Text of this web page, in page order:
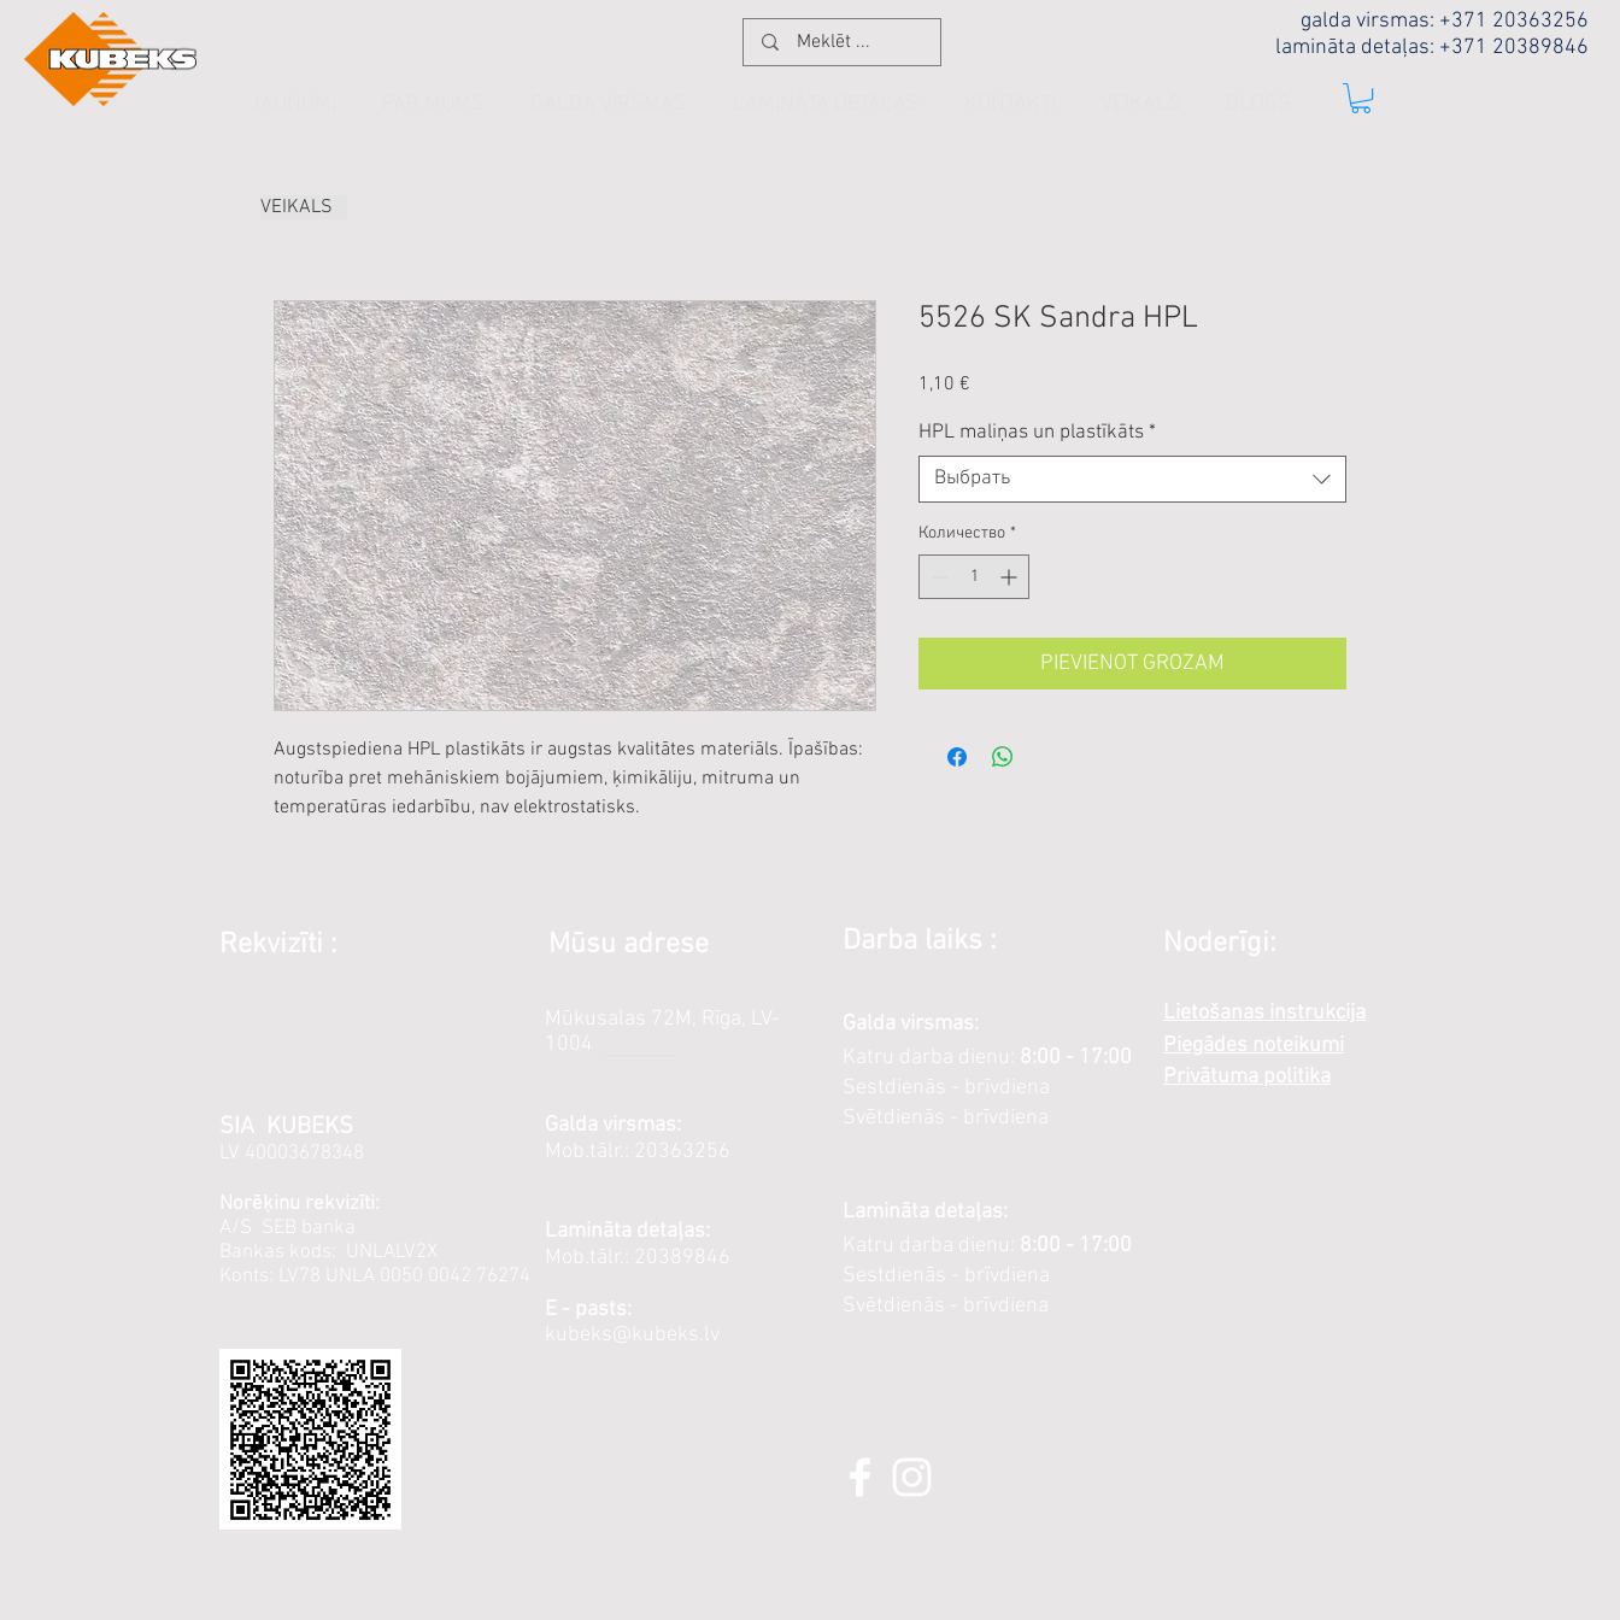
galda virsmas: +371 20363256
lamināta detaļas: +371 20389846
Augstspiediena HPL plastikāts ir augstas kvalitātes materiāls. Īpašības:
noturība pret mehāniskiem bojājumiem, ķimikāliju, mitruma un
temperatūras iedarbību, nav elektrostatisks.
5526 SK Sandra HPL
1,10 €
HPL maliņas un plastīkāts *
Выбрать
Количество *
PIEVIENOT GROZAM
VEIKALS
Rekvizīti : Mūsu adrese
Mūkusalas 72M, Rīga, LV-
1004
SIA KUBEKS
LV 40003678348
Norēķinu rekvizīti:
A/S SEB banka
Bankas kods: UNLALV2X
Konts: LV78 UNLA 0050 0042 76274
Galda virsmas:
Mob.tālr.: 20363256
Lamināta detaļas:
Mob.tālr.: 20389846
E - pasts:
kubeks@kubeks.lv
Darba laiks :
Galda virsmas:
Katru darba dienu: 8:00 - 17:00
Sestdienās - brīvdiena
Svētdienās - brīvdiena
Lamināta detaļas:
Katru darba dienu: 8:00 - 17:00
Sestdienās - brīvdiena
Svētdienās - brīvdiena
Noderīgi:
Lietošanas instrukcija
Piegādes noteikumi
Privātuma politika